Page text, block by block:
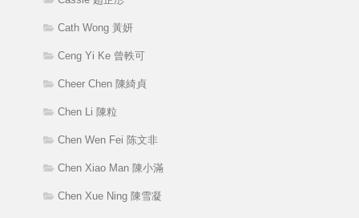
Cath Wong 黃妍
Ceng Yi Ke 曾軼可
Cheer Chen 陳綺貞
Chen Li 陳粒
Chen Wen Fei 陈文非
Chen Xiao Man 陳小滿
Chen Xue Ning 陳雪凝